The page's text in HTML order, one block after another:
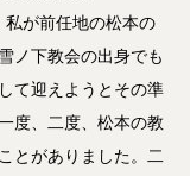
私が前任地の松本の
ノ下教会の出身でも
て迎えようとその準
度、二度、松本の教
とがありました。二